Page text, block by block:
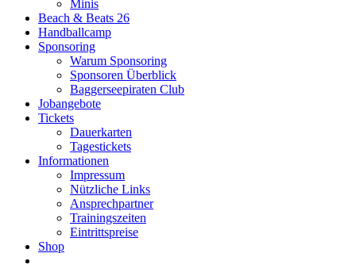
Minis
Beach & Beats 26
Handballcamp
Sponsoring
Warum Sponsoring
Sponsoren Überblick
Baggerseepiraten Club
Jobangebote
Tickets
Dauerkarten
Tagestickets
Informationen
Impressum
Nützliche Links
Ansprechpartner
Trainingszeiten
Eintrittspreise
Shop